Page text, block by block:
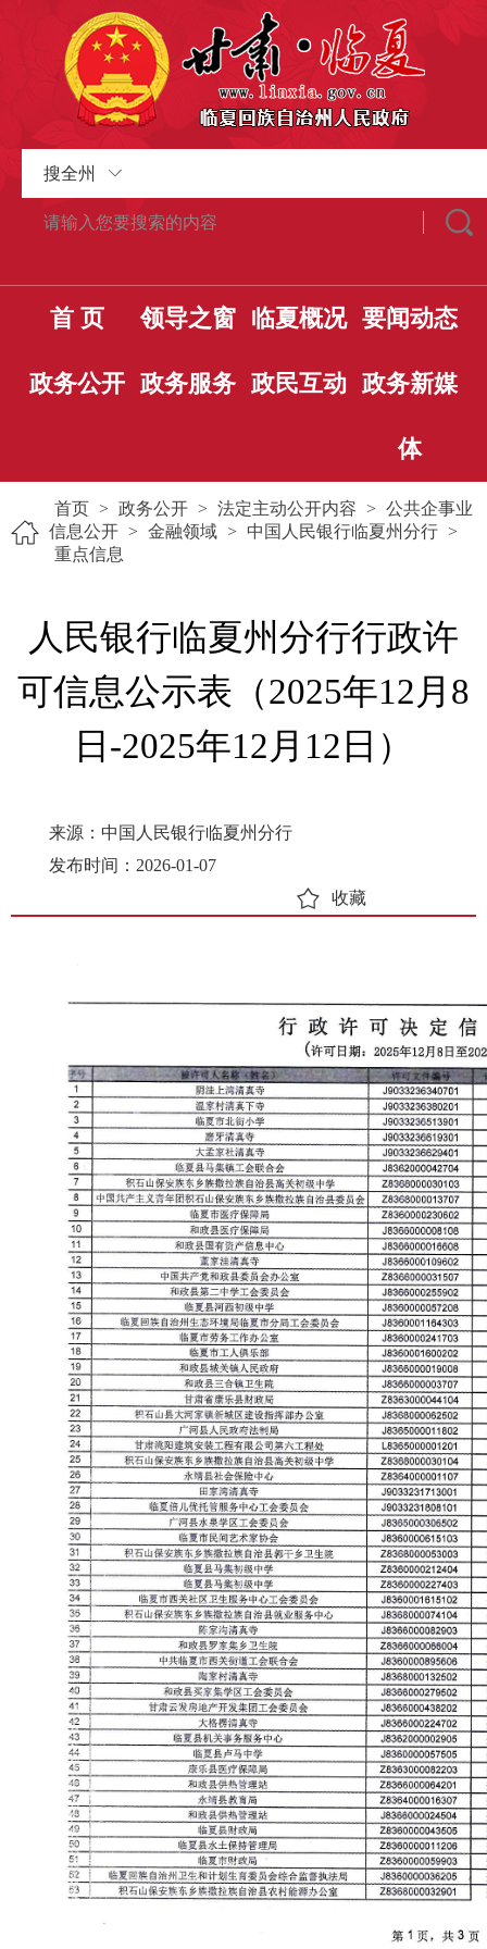
搜全州
首 页 领导之窗 临夏概况 要闻动态
政务公开 政务服务 政民互动 政务新媒
体
首页 > 政务公开 > 法定主动公开内容 > 公共企事业
信息公开 > 金融领域 > 中国人民银行临夏州分行 >
重点信息
人民银行临夏州分行行政许
可信息公示表（2025年12月8
日-2025年12月12日）
来源：中国人民银行临夏州分行
发布时间：2026-01-07
收藏